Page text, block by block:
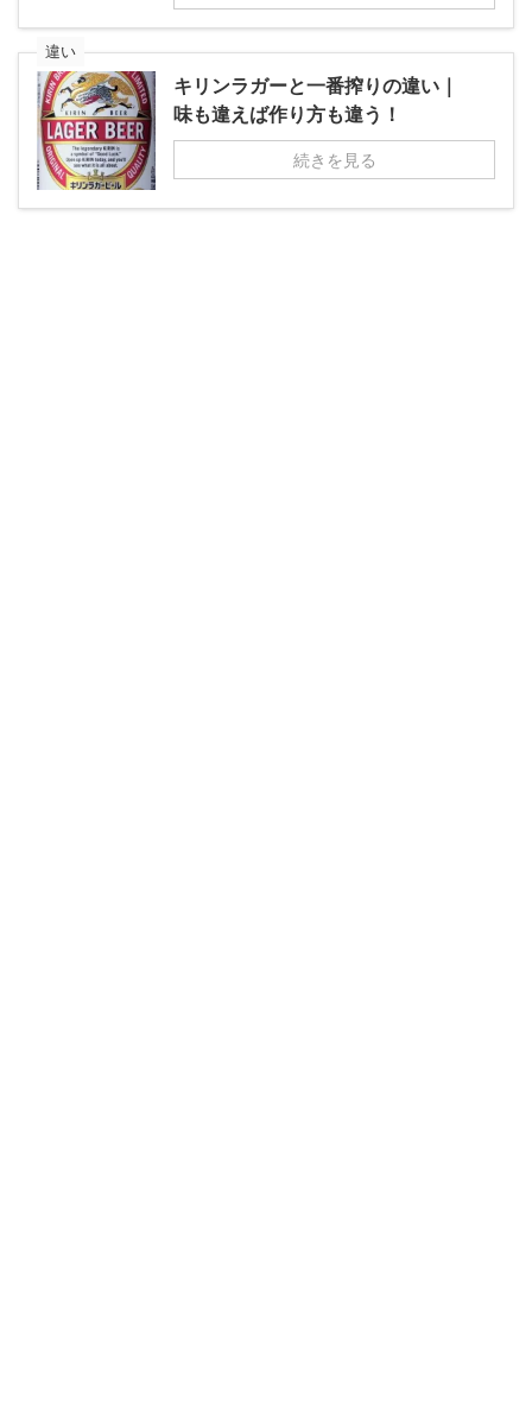
違い
キリンラガーと一番搾りの違い｜
味も違えば作り方も違う！
続きを見る